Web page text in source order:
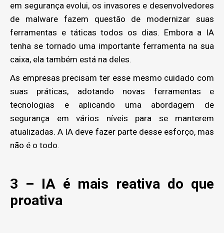
em segurança evolui, os invasores e desenvolvedores
de malware fazem questão de modernizar suas
ferramentas e táticas todos os dias. Embora a IA
tenha se tornado uma importante ferramenta na sua
caixa, ela também está na deles.
As empresas precisam ter esse mesmo cuidado com
suas práticas, adotando novas ferramentas e
tecnologias e aplicando uma abordagem de
segurança em vários níveis para se manterem
atualizadas. A IA deve fazer parte desse esforço, mas
não é o todo.
3 – IA é mais reativa do que
proativa